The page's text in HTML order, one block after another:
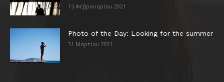
15 Φεβρουαρίου 2021
Photo of the Day: Looking for the summer
31 Μαρτίου 2021